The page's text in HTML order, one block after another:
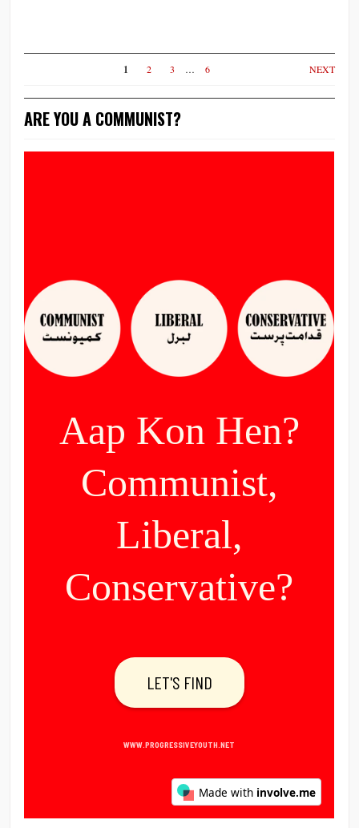
1 2 3 … 6 NEXT
ARE YOU A COMMUNIST?